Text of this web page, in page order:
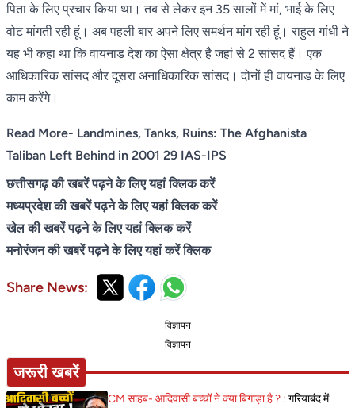
पिता के लिए प्रचार किया था। तब से लेकर इन 35 सालों में मां, भाई के लिए
वोट मांगती रही हूं। अब पहली बार अपने लिए समर्थन मांग रही हूं। राहुल गांधी ने
यह भी कहा था कि वायनाड देश का ऐसा क्षेत्र है जहां से 2 सांसद हैं। एक
आधिकारिक सांसद और दूसरा अनाधिकारिक सांसद। दोनों ही वायनाड के लिए
काम करेंगे।
Read More- Landmines, Tanks, Ruins: The Afghanista
Taliban Left Behind in 2001 29 IAS-IPS
छत्तीसगढ़ की खबरें पढ़ने के लिए यहां क्लिक करें
मध्यप्रदेश की खबरें पढ़ने के लिए यहां क्लिक करें
खेल की खबरें पढ़ने के लिए यहां क्लिक करें
मनोरंजन की खबरें पढ़ने के लिए यहां करें क्लिक
Share News:
विज्ञापन
विज्ञापन
जरूरी खबरें
CM साहब- आदिवासी बच्चों ने क्या बिगाड़ा है ? : गरियाबंद में